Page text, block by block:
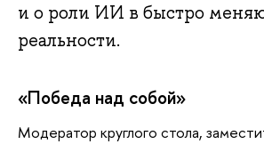
и о роли ИИ в быстро
реальности.
«Победа над собой»
Модератор круглого стола,